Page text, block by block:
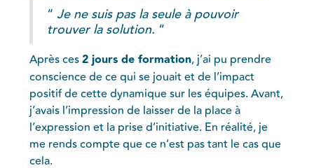
“Je ne suis pas la seule à pouvoir
trouver la solution. “
Après ces2 jours de formation, j’ai pu prendre
conscience de ce qui se jouait et de l’impact
positif de cette dynamique sur les équipes. Avant,
j’avais l’impression de laisser de la place à
l’expression et la prise d’initiative. En réalité, je
me rends compte que ce n’est pas tant le cas que
cela.